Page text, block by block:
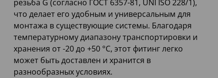
резьба G (согласно ГОСТ 6357-81, UNI ISO 228/1),
что делает его удобным и универсальным для
монтажа в существующие системы. Благодаря
температурному диапазону транспортировки и
хранения от -20 до +50 °C, этот фитинг легко
может быть доставлен и хранится в
разнообразных условиях.